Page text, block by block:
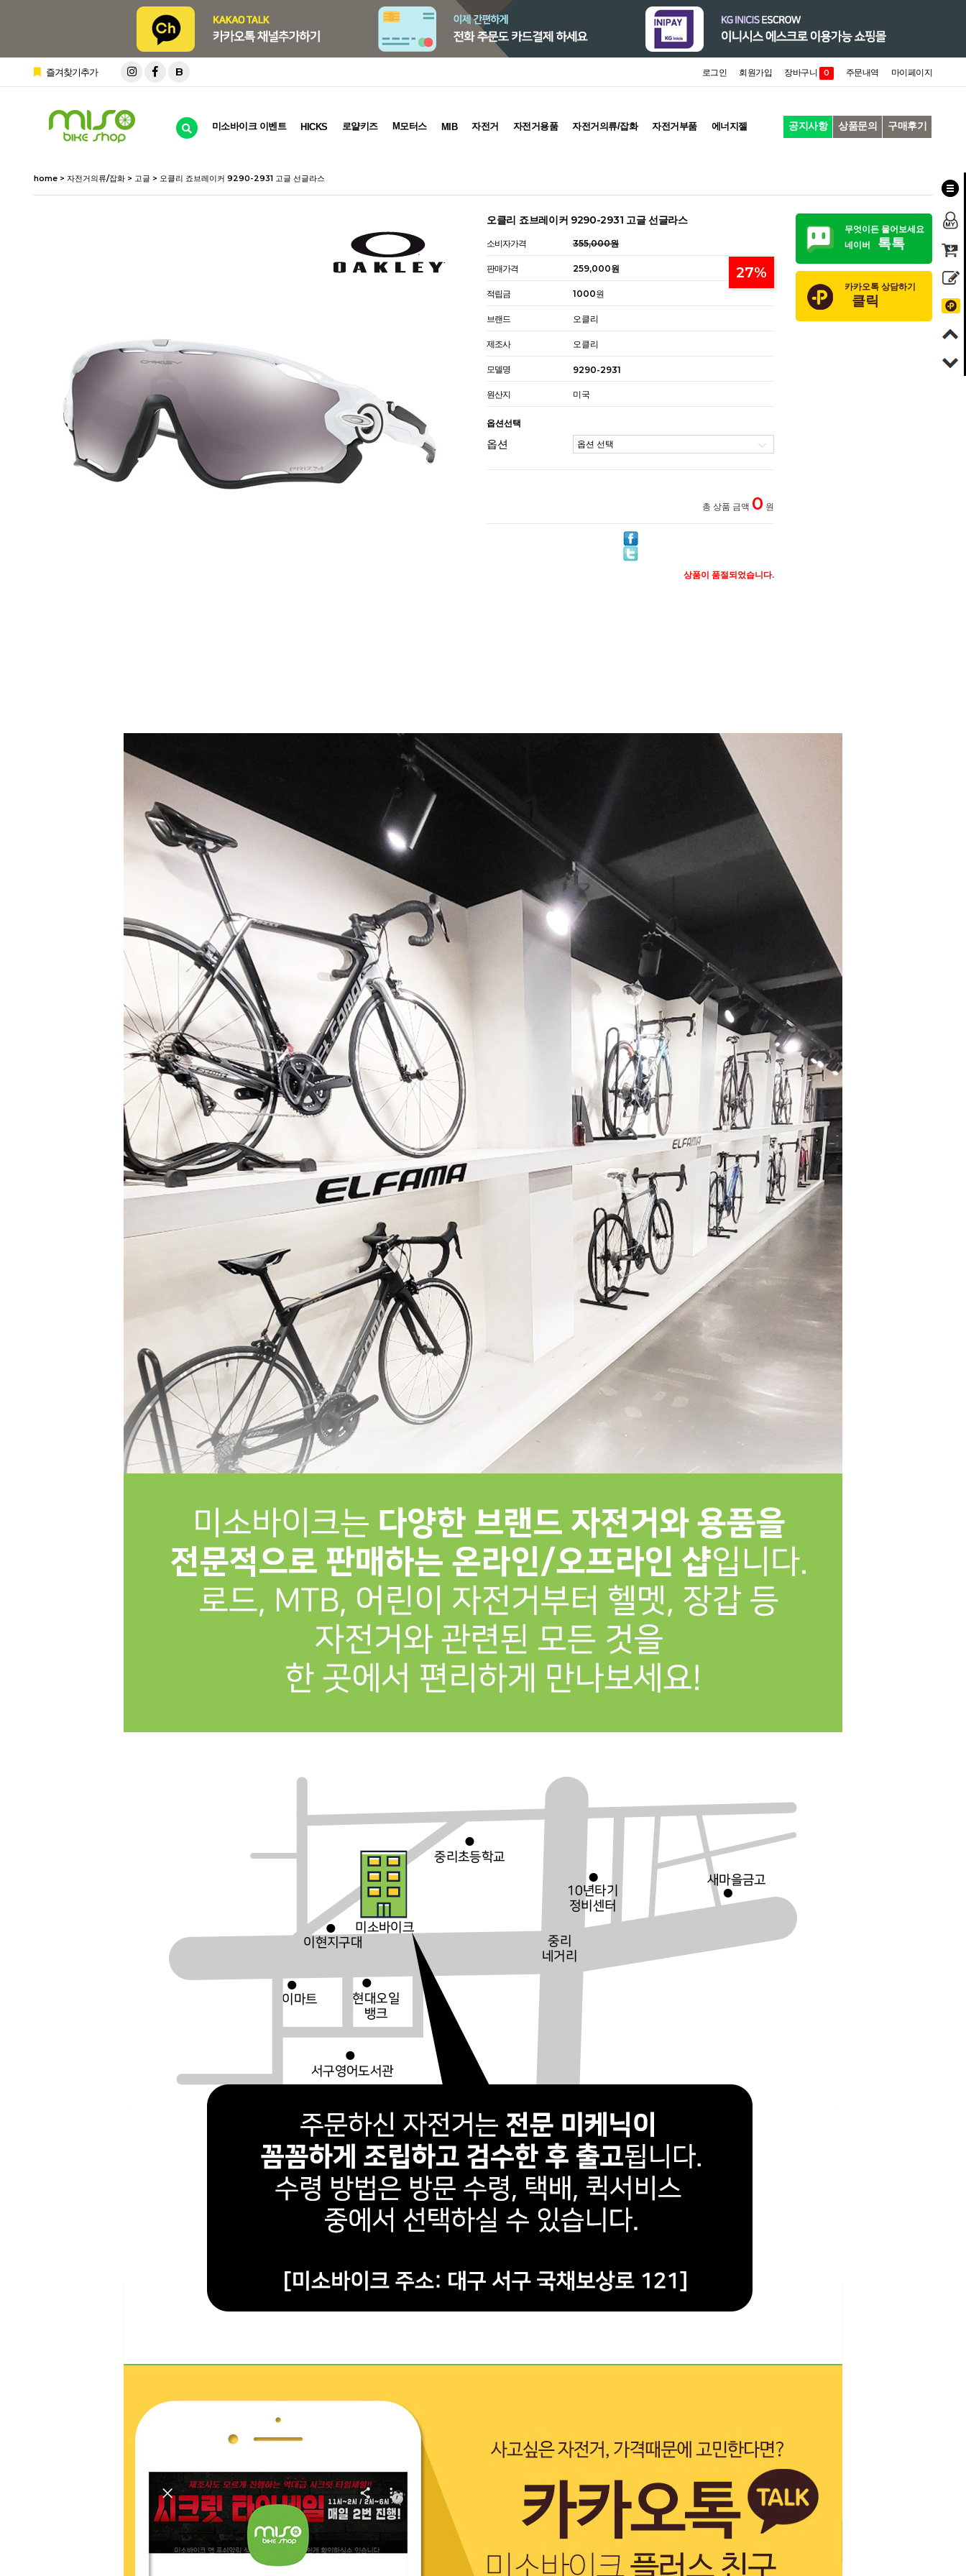
즐겨찾기추가 B 로그인 회원가입 장바구니 0 주문내역 마이페이지
미소바이크 이벤트 HICKS 로얄키즈 M모터스 MIB 자전거 자전거용품 자전거의류/잡화 자전거부품 에너지젤 공지사항 상품문의 구매후기
home > 자전거의류/잡화 > 고글 > 오클리 죠브레이커 9290-2931 고글 선글라스
오클리 죠브레이커 9290-2931 고글 선글라스
소비자가격 355,000원
27%
판매가격 259,000원
적립금 1000원
브랜드 오클리
제조사 오클리
모델명 9290-2931
원산지 미국
옵션선택
옵션
총 상품 금액 0 원
상품이 품절되었습니다.
무엇이든 물어보세요
네이버
톡톡
카카오톡 상담하기
클릭